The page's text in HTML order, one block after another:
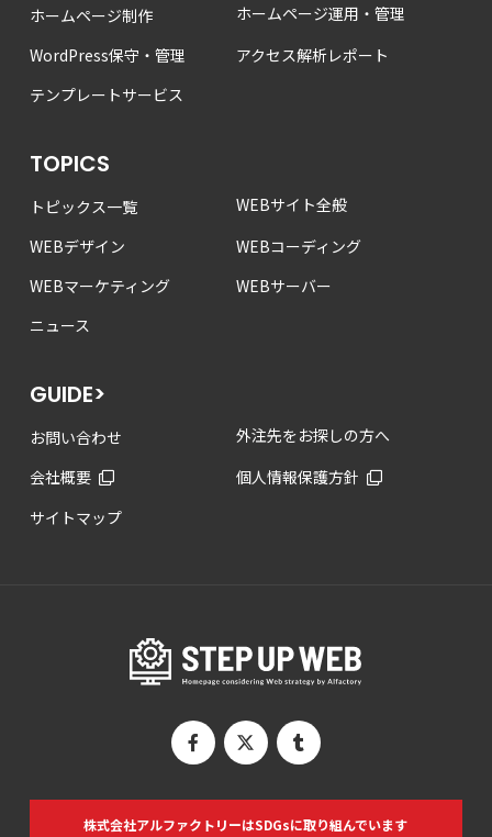
ホームページ制作
ホームページ運用・管理
WordPress保守・管理
アクセス解析レポート
テンプレートサービス
TOPICS
トピックス一覧
WEBサイト全般
WEBデザイン
WEBコーディング
WEBマーケティング
WEBサーバー
ニュース
GUIDE>
お問い合わせ
外注先をお探しの方へ
会社概要
個人情報保護方針
サイトマップ
株式会社アルファクトリーはSDGsに取り組んでいます